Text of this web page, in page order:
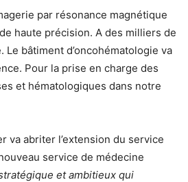
par résonance magnétique
haute précision. A des milliers de
Le bâtiment d’oncohématologie va
Pour la prise en charge des
et hématologiques dans notre
va abriter l’extension du service
service de médecine
et ambitieux qui